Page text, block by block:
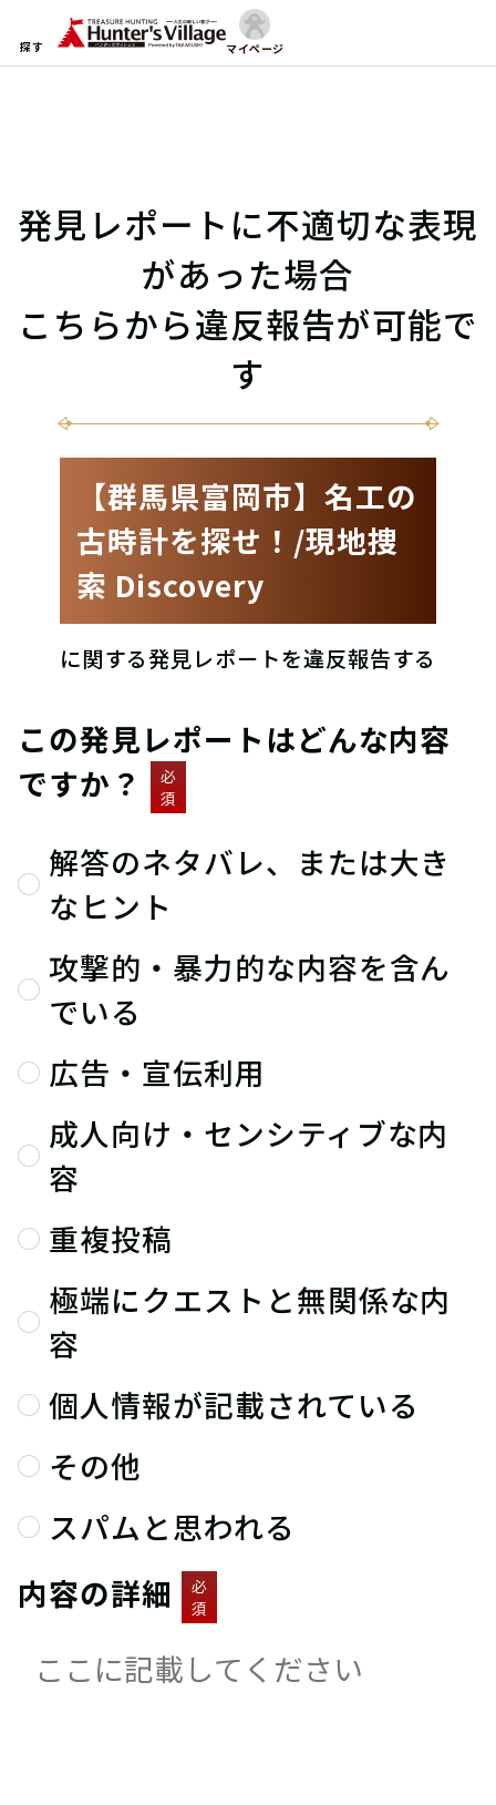
探す マイページ
発見レポートに不適切な表現
があった場合
こちらから違反報告が可能で
す
【群馬県富岡市】名工の
古時計を探せ！/現地捜
索 Discovery
に関する発見レポートを違反報告する
この発見レポートはどんな内容
ですか？
必
須
解答のネタバレ、または大き
なヒント
攻撃的・暴力的な内容を含ん
でいる
広告・宣伝利用
成人向け・センシティブな内
容
重複投稿
極端にクエストと無関係な内
容
個人情報が記載されている
その他
スパムと思われる
内容の詳細
必
須